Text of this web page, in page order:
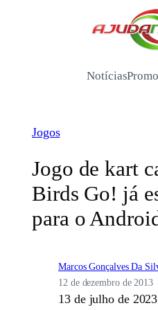
Notícias
Jogos
Jogo de kart
Birds Go! já
para o
Marcos Gonçalves Da
12 de dezembro de 2013
13 de julho de 2023